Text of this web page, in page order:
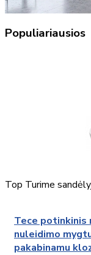
Populiariausios
Top Turime
Tece potinkinis
nuleidimo mygtuku ir Deante
pakabinamu